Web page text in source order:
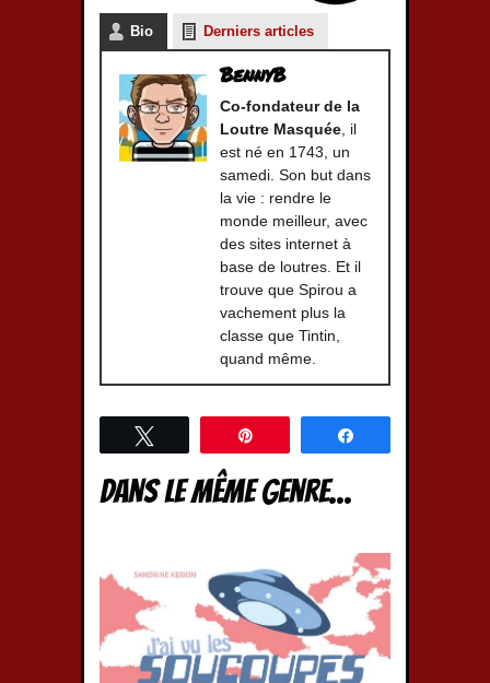
Bio Derniers articles
BennyB
Co-fondateur de la
Loutre Masquée, il
est né en 1743, un
samedi. Son but dans
la vie : rendre le
monde meilleur, avec
des sites internet à
base de loutres. Et il
trouve que Spirou a
vachement plus la
classe que Tintin,
quand même.
Dans le même genre...